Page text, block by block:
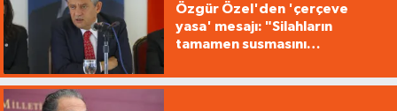
Özgür Özel'den 'çerçeve
yasa' mesajı: "Silahların
tamamen susmasını